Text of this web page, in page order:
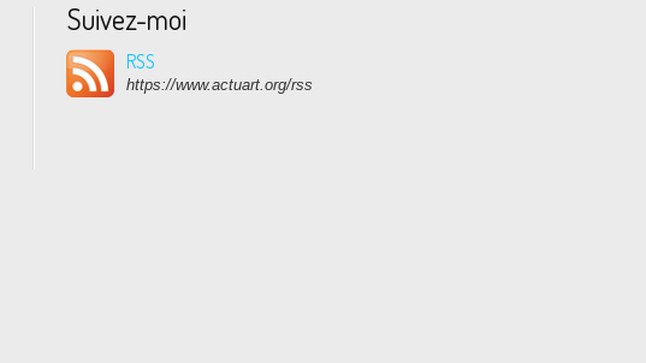
Suivez-moi
RSS
https://www.actuart.org/rss